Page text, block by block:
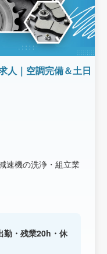
人｜空調完備＆土日
速機の洗浄・組立業
勤・残業20h・休